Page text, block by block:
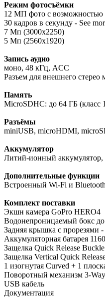
Режим фотосъёмки
12 МП фото с возможностью
30 кадров в секунду - See
7 Мп (3000x2250)
5 Мп (2560x1920)
Запись аудио
моно, 48 кГц, ACC
Разъем для внешнего
Память
MicroSDHC: до 64 ГБ (класс
Разъёмы
miniUSB, microHDMI,
Аккумулятор
Литий-ионный
Дополнительные функции
Встроенный Wi-Fi и
Комплект поставки
Экшн камера GoPro HERO4
Водонепроницаемый бокс до
Задняя крышка с прорезями
Аккумуляторная батарея
Защелка Quick Release Buckle
Защелка Vertical Quick
1 изогнутая Curved + 1
Поворотный механизм 3-
USB кабель
Документация